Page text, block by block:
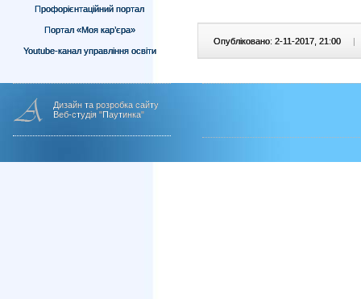
Профорієнтаційний портал
Портал «Моя кар’єра»
Youtube-канал управління освіти
Опубліковано: 2-11-2017, 21:00 |
Дизайн та розробка сайту
Веб-студія "Паутинка"